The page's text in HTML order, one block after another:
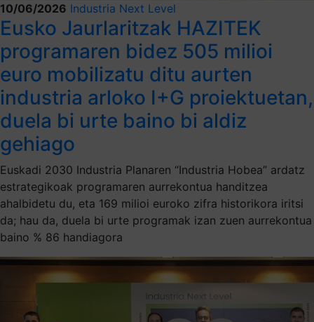
10/06/2026 Industria Next Level
Eusko Jaurlaritzak HAZITEK
programaren bidez 505 milioi
euro mobilizatu ditu aurten
industria arloko I+G proiektuetan,
duela bi urte baino bi aldiz
gehiago
Euskadi 2030 Industria Planaren “Industria Hobea” ardatz
estrategikoak programaren aurrekontua handitzea
ahalbidetu du, eta 169 milioi euroko zifra historikora iritsi
da; hau da, duela bi urte programak izan zuen aurrekontua
baino % 86 handiagora